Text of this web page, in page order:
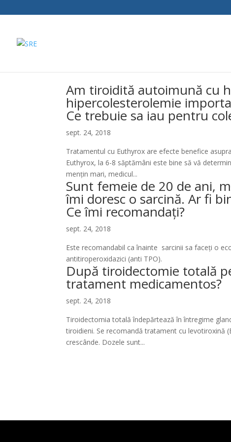
Am tiroidită autoimună cu
hipercolesterolemie
Ce trebuie sa iau pentru
sept. 24, 2018
Tratamentul cu Euthyrox are efecte benefice
Euthyrox, la 6-8 săptămâni este bine să vă
mențin mari, medicul...
Sunt femeie de 20 de ani,
îmi doresc o sarcină. Ar fi
Ce îmi recomandați?
sept. 24, 2018
Este recomandabil ca înainte sarcinii sa faceți o
antitiroperoxidazici (anti TPO).
După tiroidectomie totală
tratament medicamentos?
sept. 24, 2018
Tiroidectomia totală îndepărtează în întregime
tiroidieni. Se recomandă tratament cu levotiroxină
crescânde. Dozele sunt...